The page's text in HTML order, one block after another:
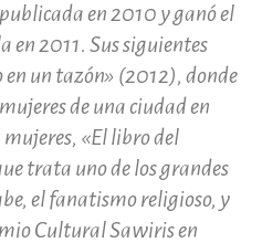
en 2010 y ganó el
en 2011. Sus siguientes
un tazón» (2012), donde
de una ciudad en
mujeres, «El libro del
trata uno de los grandes
el fanatismo religioso, y
Cultural Sawiris en